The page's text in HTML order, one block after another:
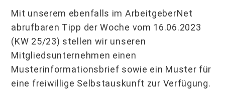
Mit unserem ebenfalls im ArbeitgeberNet
abrufbaren Tipp der Woche vom 16.06.2023
(KW 25/23) stellen wir unseren
Mitgliedsunternehmen einen
Musterinformationsbrief sowie ein Muster für
eine freiwillige Selbstauskunft zur Verfügung.